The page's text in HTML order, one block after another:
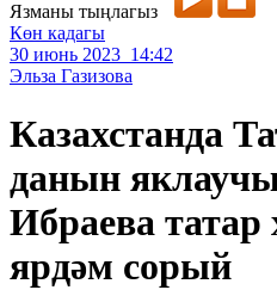
Язманы тыңлагыз
Көн кадагы
30 июнь 2023 14:42
Эльза Газизова
Казахстанда
данын
Ибраева
ярдәм сорый